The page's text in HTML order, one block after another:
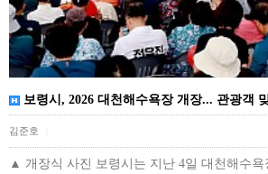
보령시, 2026 대천해수욕장 개장... 관광객
김준호
▲ 개장식 사진 보령시는 지난 4일 대천해수욕